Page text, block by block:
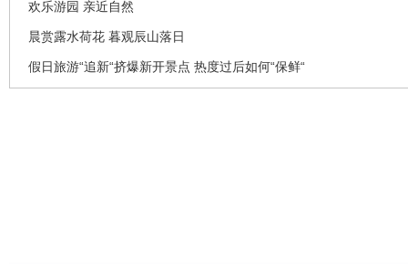
欢乐游园 亲近自然
晨赏露水荷花 暮观辰山落日
假日旅游“追新“挤爆新开景点 热度过后如何“保鲜“